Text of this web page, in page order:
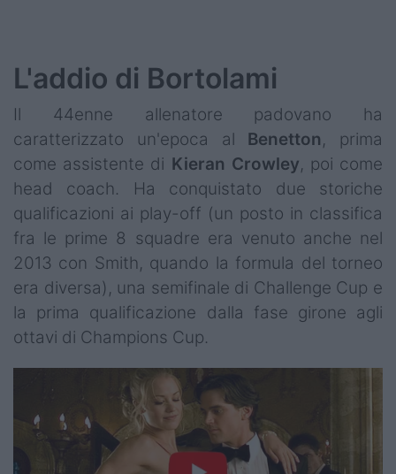
L'addio di Bortolami
Il 44enne allenatore padovano ha
caratterizzato un'epoca al Benetton, prima
come assistente di Kieran Crowley, poi come
head coach. Ha conquistato due storiche
qualificazioni ai play-off (un posto in classifica
fra le prime 8 squadre era venuto anche nel
2013 con Smith, quando la formula del torneo
era diversa), una semifinale di Challenge Cup e
la prima qualificazione dalla fase girone agli
ottavi di Champions Cup.